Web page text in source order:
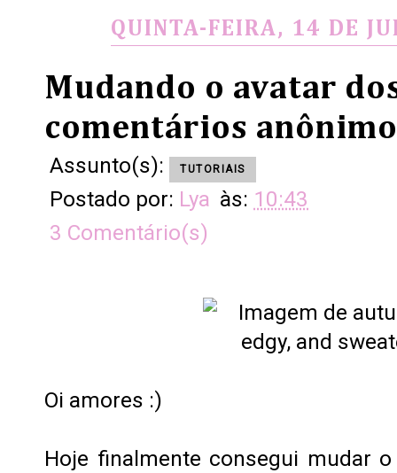
QUINTA-FEIRA, 14 DE
Mudando o avatar
comentários
Assunto(s): TUTORIAIS
Postado por: Lya às: 10:43
3 Comentário(s)
Oi amores :)
Hoje finalmente consegui mudar